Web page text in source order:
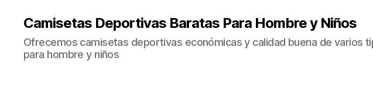
Camisetas Deportivas Baratas Para Hombre y Niños
Ofrecemos camisetas deportivas económicas y calidad buena de varios
para hombre y niños